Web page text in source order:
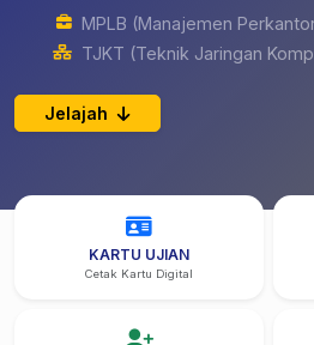
MPLB (Manajemen
TJKT (Teknik Jaringan
Jelajah
KARTU UJIAN
Cetak Kartu Digital